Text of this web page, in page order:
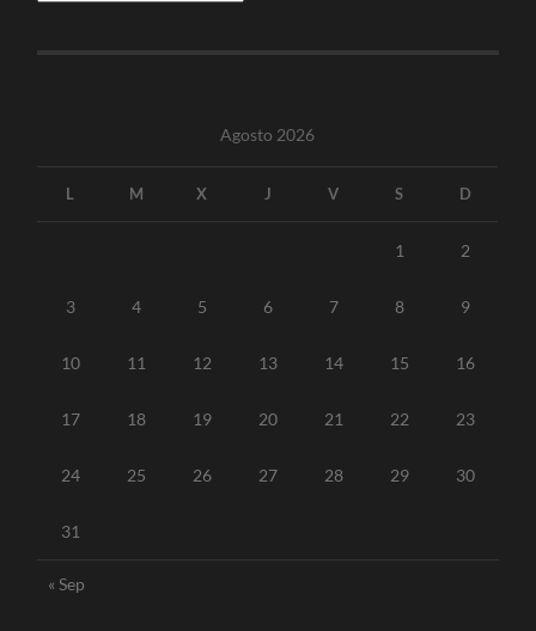
Agosto 2026
L M X J V S D
1 2
3 4 5 6 7 8 9
10 11 12 13 14 15 16
17 18 19 20 21 22 23
24 25 26 27 28 29 30
31
« Sep